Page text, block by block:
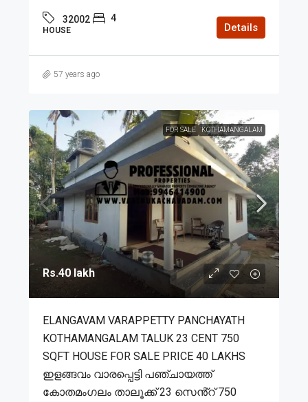
32002 4
HOUSE Details
57 years ago
FOR SALE KOTHAMANGALAM
Rs.40 lakh
ELANGAVAM VARAPPETTY PANCHAYATH
KOTHAMANGALAM TALUK 23 CENT 750
SQFT HOUSE FOR SALE PRICE 40 LAKHS
ഇളങ്ങവം വാരപ്പെട്ടി പഞ്ചായത്ത്
കോതമംഗലം താലൂക്ക് 23 സെൻ്റ് 750